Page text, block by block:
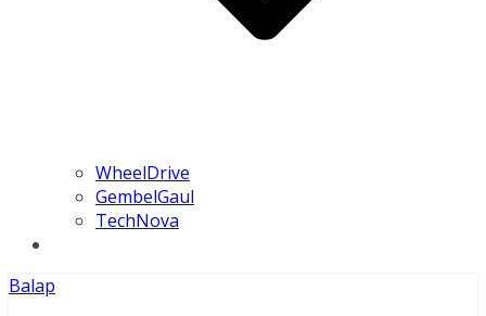
WheelDrive
GembelGaul
TechNova
Balap